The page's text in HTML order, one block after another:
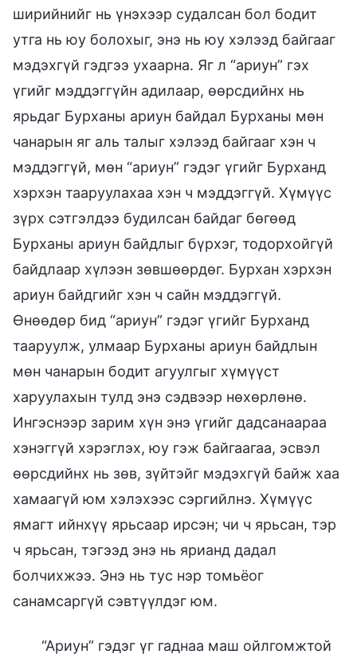
ширийнийг нь үнэхээр судалсан бол бодит
утга нь юу болохыг, энэ нь юу хэлээд байгааг
мэдэхгүй гэдгээ ухаарна. Яг л “ариун” гэх
үгийг мэддэггүйн адилаар, өөрсдийнх нь
ярьдаг Бурханы ариун байдал Бурханы мөн
чанарын яг аль талыг хэлээд байгааг хэн ч
мэддэггүй, мөн “ариун” гэдэг үгийг Бурханд
хэрхэн тааруулахаа хэн ч мэддэггүй. Хүмүүс
зүрх сэтгэлдээ будилсан байдаг бөгөөд
Бурханы ариун байдлыг бүрхэг, тодорхойгүй
байдлаар хүлээн зөвшөөрдөг. Бурхан хэрхэн
ариун байдгийг хэн ч сайн мэддэггүй.
Өнөөдөр бид “ариун” гэдэг үгийг Бурханд
тааруулж, улмаар Бурханы ариун байдлын
мөн чанарын бодит агуулгыг хүмүүст
харуулахын тулд энэ сэдвээр нөхөрлөнө.
Ингэснээр зарим хүн энэ үгийг дадсанаараа
хэнэггүй хэрэглэх, юу гэж байгаагаа, эсвэл
өөрсдийнх нь зөв, зүйтэйг мэдэхгүй байж хаа
хамаагүй юм хэлэхээс сэргийлнэ. Хүмүүс
ямагт ийнхүү ярьсаар ирсэн; чи ч ярьсан, тэр
ч ярьсан, тэгээд энэ нь ярианд дадал
болчихжээ. Энэ нь тус нэр томьёог
санамсаргүй сэвтүүлдэг юм.
“Ариун” гэдэг үг гаднаа маш ойлгомжтой